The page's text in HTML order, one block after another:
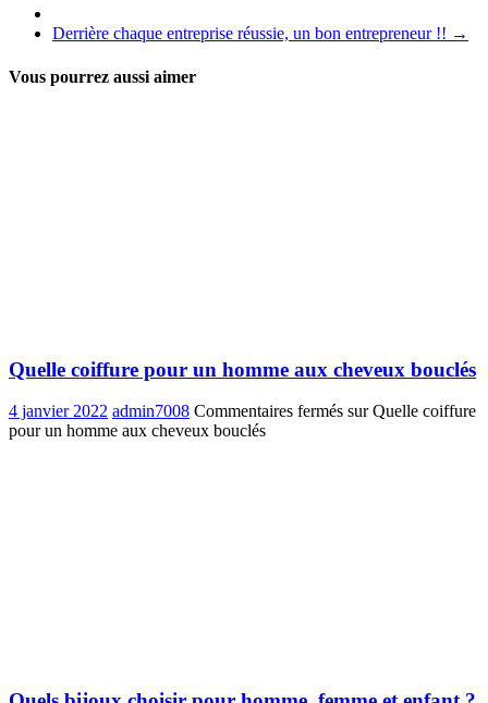
Derrière chaque entreprise réussie, un bon entrepreneur !! →
Vous pourrez aussi aimer
Quelle coiffure pour un homme aux cheveux bouclés
4 janvier 2022 admin7008 Commentaires fermés sur Quelle coiffure
pour un homme aux cheveux bouclés